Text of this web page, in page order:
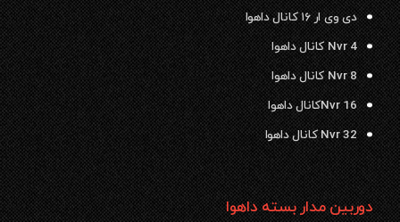
دی وی ار ۱۶ کانال داهوا
Nvr 4 کانال داهوا
Nvr 8 کانال داهوا
Nvr 16کانال داهوا
Nvr 32 کانال داهوا
دوربین مدار بسته داهوا